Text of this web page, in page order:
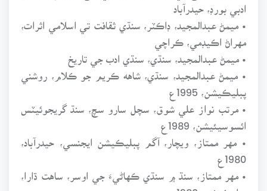
ادبي بورڊ، حيدرآباد
• ميمڻ عبدالمجيد، ڊاڪٽر، سنڌي ثقافت تي اسلامي اثرات،
مهراڻ اڪيڊمي، ڪراچي
• ميمڻ عبدالمجيد، سنڌي، سنڌي ادب جي تاريخ
• ميمڻ عبدالمجيد، سنڌي، شاهه ڪريم جو ڪلام، روشني
پبليڪيشن، 1995ع
• مرتب نواز علي شوق، سچل سارو سچ، سنڌ گريجوئيٽس
ائسوسيئيشن، 1989ع
• مهر ممتاز، ويچار، آگم پبليڪيشن ايجنسي، حيدرآباد،
1980ع
• مهر ممتاز، سنڌ ۾ سنڌي ڪهاڻيءَ جي اوسر، ساهت ڌارا،
پبليڪيشن، 1980ع